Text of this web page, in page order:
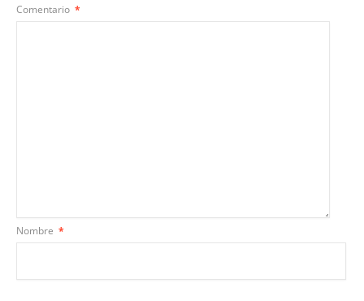
Comentario *
Nombre *